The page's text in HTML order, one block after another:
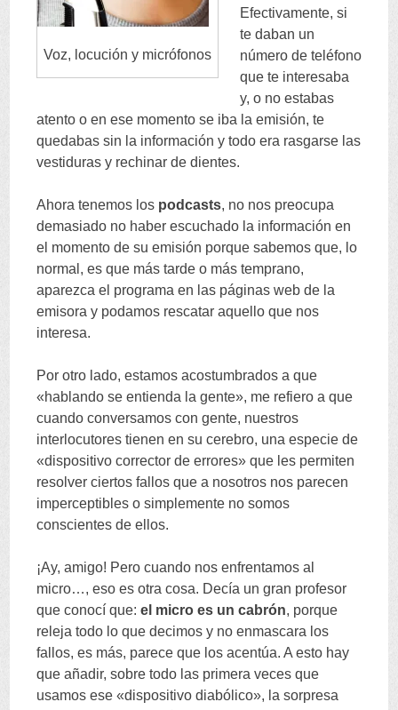
Voz, locución y micrófonos
Efectivamente, si
te daban un
número de teléfono
que te interesaba
y, o no estabas
atento o en ese momento se iba la emisión, te
quedabas sin la información y todo era rasgarse las
vestiduras y rechinar de dientes.
Ahora tenemos los podcasts, no nos preocupa
demasiado no haber escuchado la información en
el momento de su emisión porque sabemos que, lo
normal, es que más tarde o más temprano,
aparezca el programa en las páginas web de la
emisora y podamos rescatar aquello que nos
interesa.
Por otro lado, estamos acostumbrados a que
«hablando se entienda la gente», me refiero a que
cuando conversamos con gente, nuestros
interlocutores tienen en su cerebro, una especie de
«dispositivo corrector de errores» que les permiten
resolver ciertos fallos que a nosotros nos parecen
imperceptibles o simplemente no somos
conscientes de ellos.
¡Ay, amigo! Pero cuando nos enfrentamos al
micro…, eso es otra cosa. Decía un gran profesor
que conocí que:el micro es un cabrón, porque
releja todo lo que decimos y no enmascara los
fallos, es más, parece que los acentúa. A esto hay
que añadir, sobre todo las primera veces que
usamos ese «dispositivo diabólico», la sorpresa